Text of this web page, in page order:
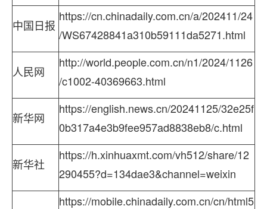
中国日报
https://cn.chinadaily.com.cn/a/202411/24
/WS67428841a310b59111da5271.html
人民网
http://world.people.com.cn/n1/2024/1126
/c1002-40369663.html
新华网
https://english.news.cn/20241125/32e25f
0b317a4e3b9fee957ad8838eb8/c.html
新华社
https://h.xinhuaxmt.com/vh512/share/12
290455?d=134dae3&channel=weixin
https://mobile.chinadaily.com.cn/cn/html5